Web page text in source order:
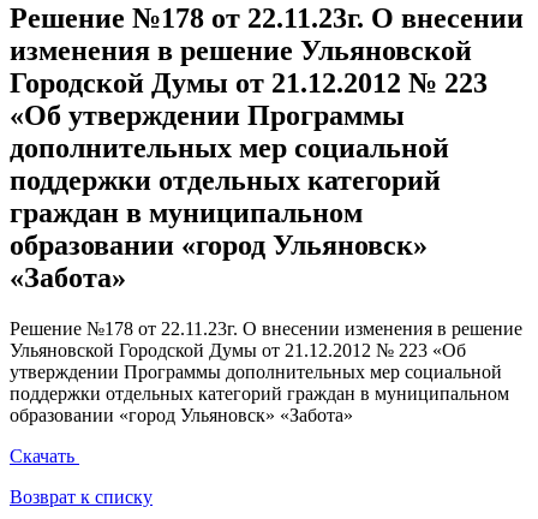
Решение №178 от 22.11.23г. О внесении
изменения в решение Ульяновской
Городской Думы от 21.12.2012 № 223
«Об утверждении Программы
дополнительных мер социальной
поддержки отдельных категорий
граждан в муниципальном
образовании «город Ульяновск»
«Забота»
Решение №178 от 22.11.23г. О внесении изменения в решение
Ульяновской Городской Думы от 21.12.2012 № 223 «Об
утверждении Программы дополнительных мер социальной
поддержки отдельных категорий граждан в муниципальном
образовании «город Ульяновск» «Забота»
Скачать
Возврат к списку